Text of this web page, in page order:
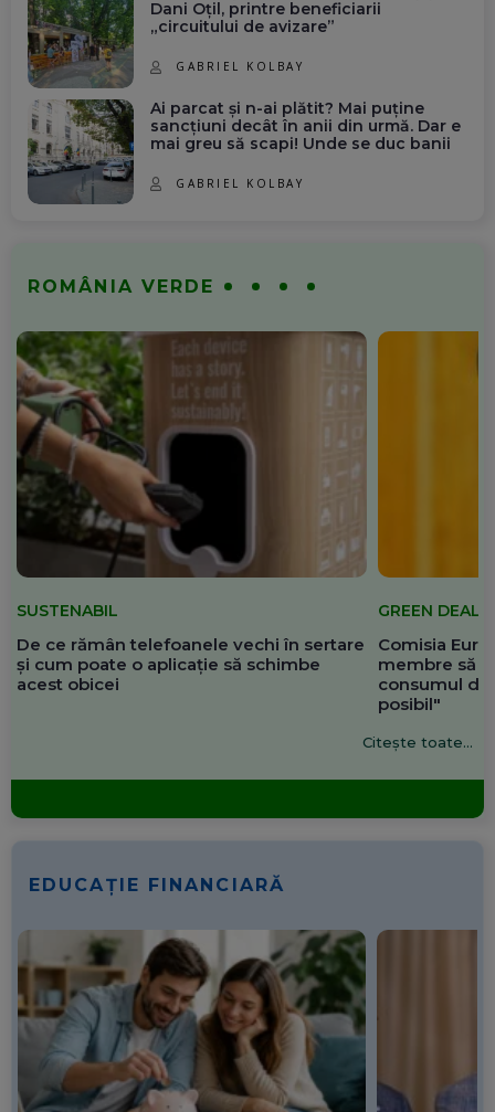
Dani Oțil, printre beneficiarii
„circuitului de avizare”
GABRIEL KOLBAY
Ai parcat și n-ai plătit? Mai puține
sancțiuni decât în anii din urmă. Dar e
mai greu să scapi! Unde se duc banii
GABRIEL KOLBAY
ROMÂNIA VERDE
SUSTENABIL
De ce rămân telefoanele vechi în sertare
și cum poate o aplicație să schimbe
acest obicei
GREEN DEAL
Comisia
membre să
consumul de
posibil"
Citește toate...
EDUCAȚIE FINANCIARĂ